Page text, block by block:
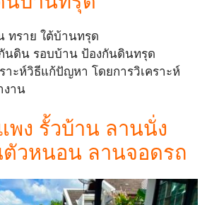
ทราย ใต้บ้านทรุด
นดิน รอบบ้าน ป้องกันดินทรุด
าะห์วิธีแก้ปัญหา โดยการวิเคราะห์
งาน
พง รั้วบ้าน ลานนั่ง
วหนอน ลานจอดรถ